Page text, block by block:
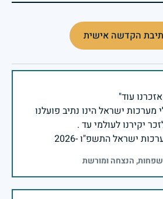
הקדשה אישית
ישראל הינו נתיב פועלנו
ישראל התשפ"ו -2026
הנצחה ומורשת